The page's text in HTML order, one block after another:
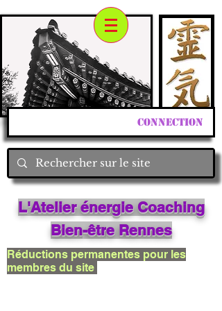
Connection
L'Atelier énergie Coaching
Bien-être Rennes
Réductions permanentes pour les
membres du site